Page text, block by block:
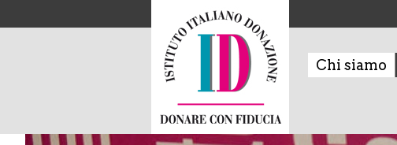
Chi siamo